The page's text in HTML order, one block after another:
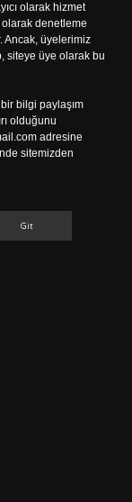
olarak hizmet
denetleme
Ancak, üyelerimiz
siteye üye olarak bu
bilgi paylaşım
olduğunu
adresine
sitemizden